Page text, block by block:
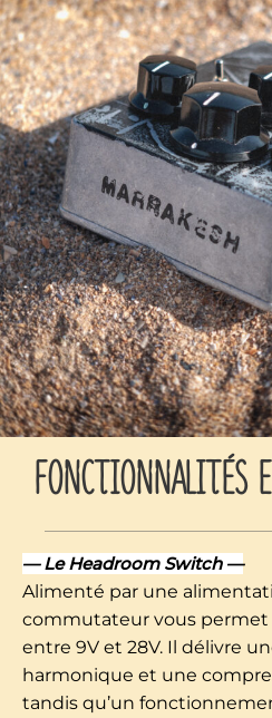
FONCTIONNALITÉS
— Le Headroom Switch —
Alimenté par une
commutateur vous permet
entre 9V et 28V. Il délivre
harmonique et une
tandis qu’un